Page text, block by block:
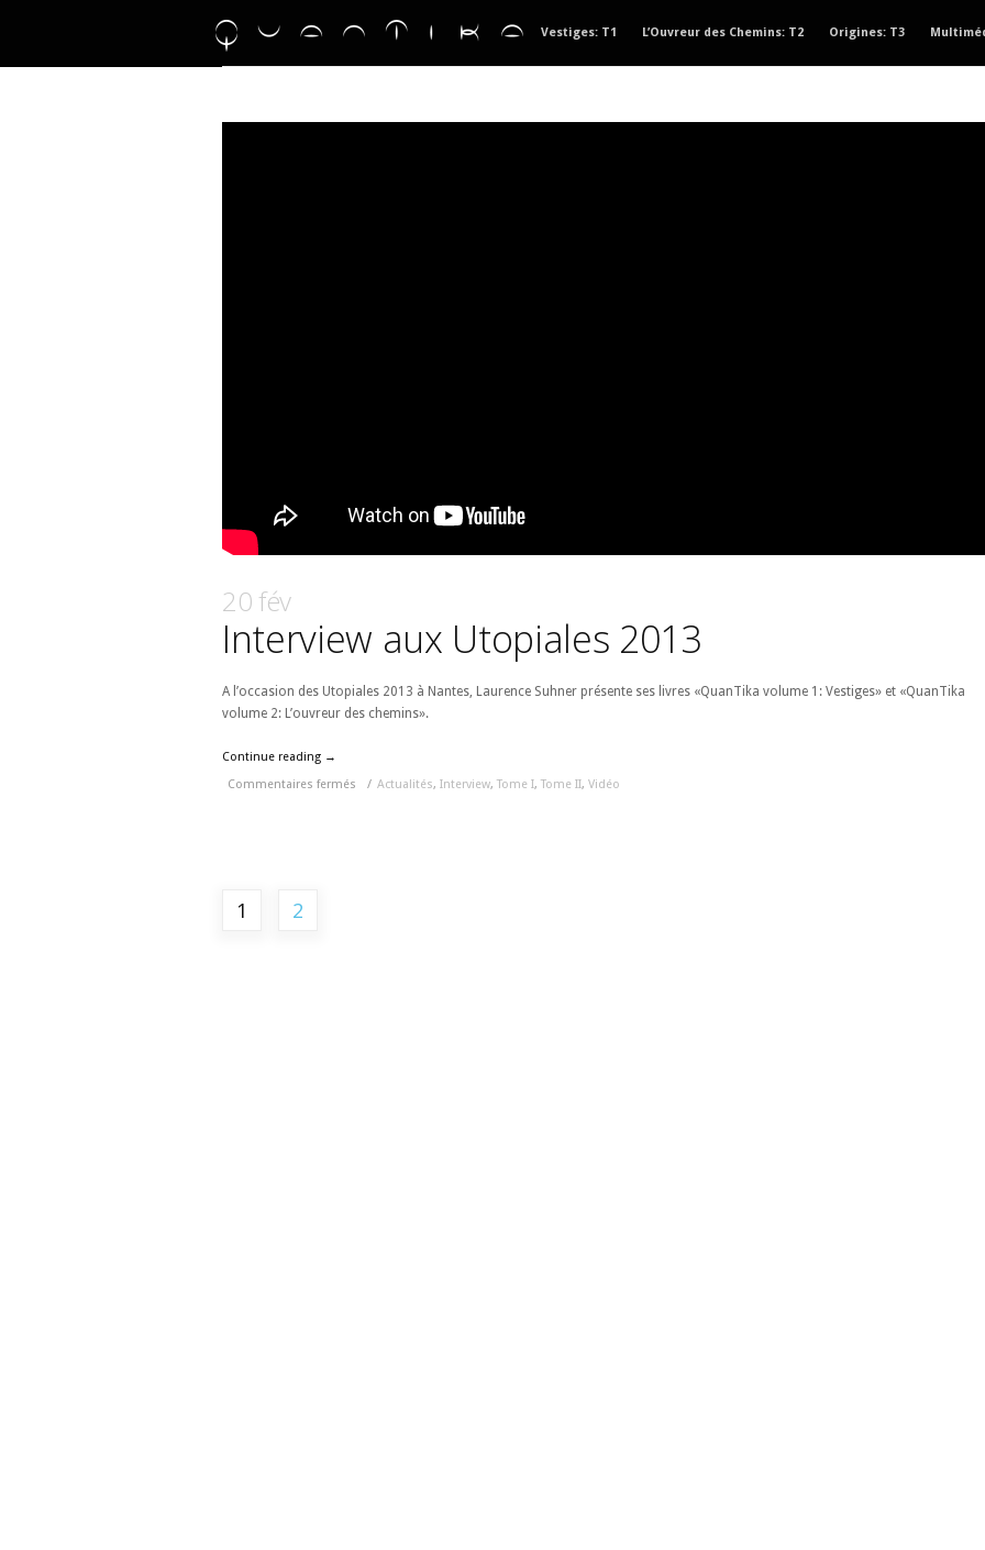
Vestiges: T1 L’Ouvreur des Chemins: T2 Origines: T3
20 fév
Interview aux Utopiales 2013
A l’occasion des Utopiales 2013 à Nantes, Laurence Suhner présente ses livres «QuanTika volume 1: Vestiges» et «QuanTika
volume 2: L’ouvreur des chemins».
Continue reading →
Commentaires fermés
/ Actualités, Interview, Tome I, Tome II, Vidéo
1 2